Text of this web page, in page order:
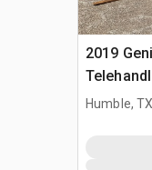
2019
Humble,